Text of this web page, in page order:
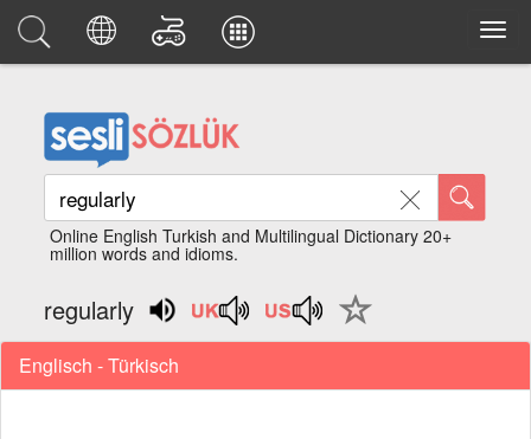
Online English Turkish and Multilingual Dictionary 20+
million words and idioms.
regularly
Englisch - Türkisch